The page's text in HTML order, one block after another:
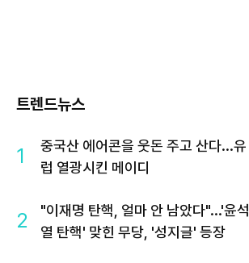
트렌드뉴스
1
중국산 에어콘을 웃돈 주고 산다...유
럽 열광시킨 메이디
2
"이재명 탄핵, 얼마 안 남았다"...'윤석
열 탄핵' 맞힌 무당, '성지글' 등장